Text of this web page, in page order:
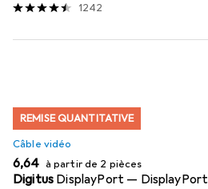
1242
REMISE QUANTITATIVE
Câble vidéo
EUR
6,64 à partir de 2 pièces
Digitus DisplayPort — DisplayPort